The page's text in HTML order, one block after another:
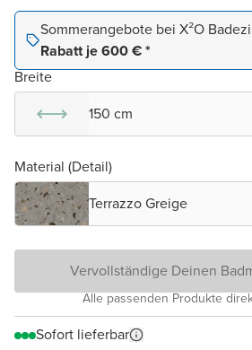
Sommerangebote bei X²O
Rabatt je 600 € *
Breite
150 cm
Material (Detail)
Terrazzo Greige
Vervollständige Deinen
Alle passenden Produkte
Sofort lieferbar